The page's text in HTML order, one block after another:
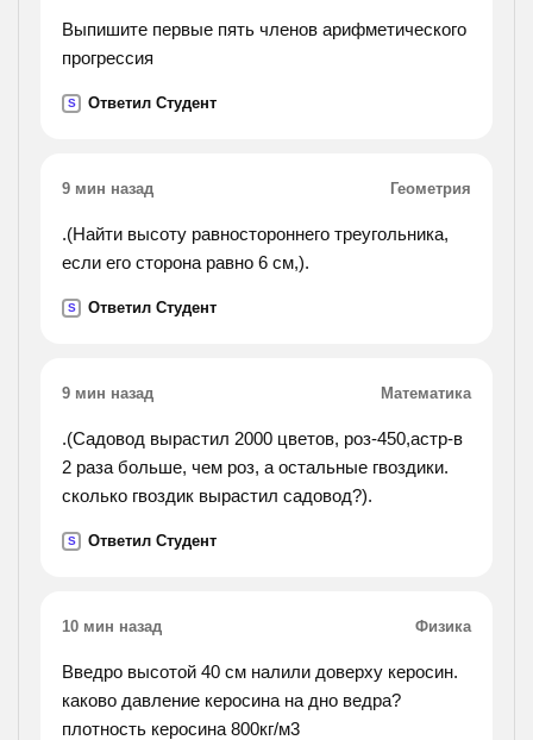
азота может храниться в таком сосуде при
температуре 30 градусов с и при пятикратном
запасе прочности?
и возвращаюсь я к сумеркам в усадьбу.
Выпишите первые пять членов арифметического
прогрессия
S Ответил Студент
9 мин назад Геометрия
.(Найти высоту равностороннего треугольника,
если его сторона равно 6 см,).
S Ответил Студент
9 мин назад Математика
.(Садовод вырастил 2000 цветов, роз-450,астр-в
2 раза больше, чем роз, а остальные гвоздики.
сколько гвоздик вырастил садовод?).
S Ответил Студент
10 мин назад Физика
Введро высотой 40 см налили доверху керосин.
каково давление керосина на дно ведра?
плотность керосина 800кг/м3